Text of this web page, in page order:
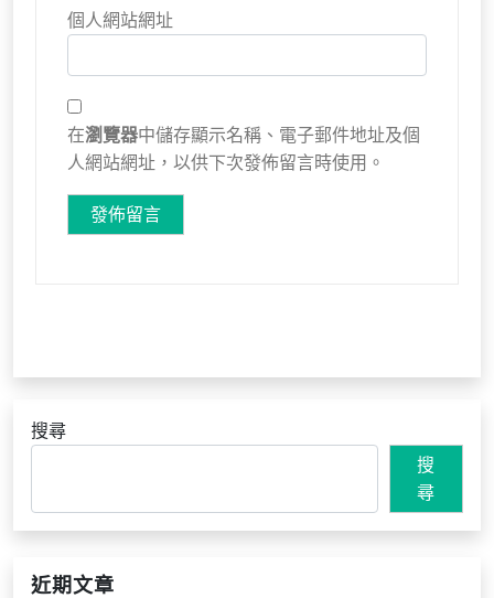
個人網站網址
在瀏覽器中儲存顯示名稱、電子郵件地址及個
人網站網址，以供下次發佈留言時使用。
搜尋
搜
尋
近期文章